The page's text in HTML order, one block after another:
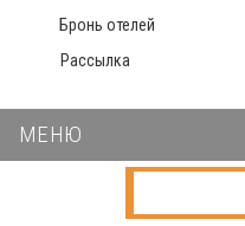
Бронь отелей
Рассылка
МЕНЮ